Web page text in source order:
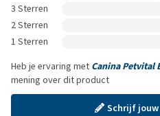
3 Sterren
2 Sterren
1 Sterren
Heb je ervaring met Canina Petvital
mening over dit product
Schrijf jouw